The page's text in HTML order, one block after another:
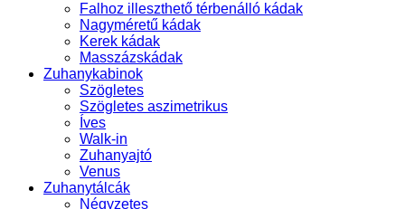
Falhoz illeszthető térbenálló kádak
Nagyméretű kádak
Kerek kádak
Masszázskádak
Zuhanykabinok
Szögletes
Szögletes aszimetrikus
Íves
Walk-in
Zuhanyajtó
Venus
Zuhanytálcák
Négyzetes